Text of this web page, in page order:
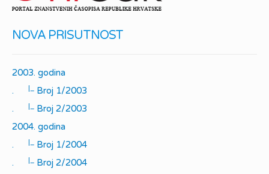
NOVA PRISUTNOST
2003. godina
.
|_
Broj 1/2003
.
|_
Broj 2/2003
2004. godina
.
|_
Broj 1/2004
.
|_
Broj 2/2004